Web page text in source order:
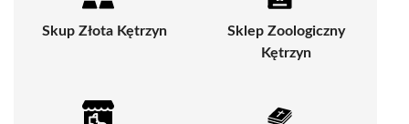
Skup Złota Kętrzyn
Sklep Zoologiczny
Kętrzyn